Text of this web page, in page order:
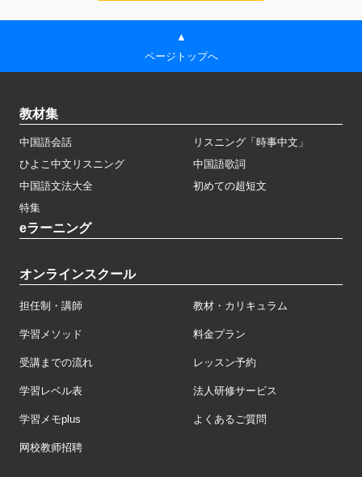
▲
ページトップへ
教材集
中国語会話
リスニング「時事中文」
ひよこ中文リスニング
中国語歌詞
中国語文法大全
初めての超短文
特集
eラーニング
オンラインスクール
担任制・講師 教材・カリキュラム
学習メソッド 料金プラン
受講までの流れ レッスン予約
学習レベル表 法人研修サービス
学習メモplus よくあるご質問
网校教师招聘